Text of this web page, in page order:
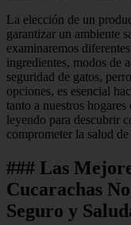
La elección de un
garantizar un ambiente
examinaremos
ingredientes, modos de
seguridad de gatos,
opciones, es esencial
tanto a nuestros
leyendo para descubrir
comprometer la salud
### Las
Cucarachas
Seguro y